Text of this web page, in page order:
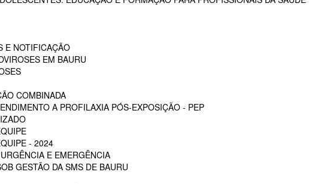
E NOTIFICAÇÃO
EM BAURU
COMBINADA
A PROFILAXIA PÓS-EXPOSIÇÃO - PEP
- 2024
E EMERGÊNCIA
GESTÃO DA SMS DE BAURU